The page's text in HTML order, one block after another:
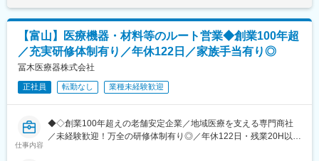
取り扱う商材は、マスクやガーゼといった医療用消耗品から、電
気メスやエコーなどの高度医療機器まで幅広く、医療現場のニー
ズに応じた提案を行います。
（3）病院内業務：
病院内の在庫状況や滅菌期限（使用期限）の確認を行い、適切な
製品管理をサポートします。
※担当顧客数は1～20施設程度を予定しています。
■取り扱い商材：
含めた表記です。
【富山】医療機器・材料等のルート営業◆創業100年超
／充実研修体制有り／年休122日／家族手当有り◎
冨木医療器株式会社
正社員 転勤なし 業種未経験歓迎
仕事内容
◆◇創業100年超えの老舗安定企業／地域医療を支える専門商社
／未経験歓迎！万全の研修体制有り◎／年休122日・残業20H以下